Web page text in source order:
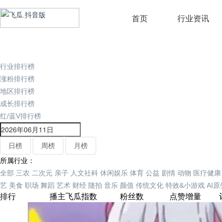
首页 行业资讯
行业排行榜
涨粉排行榜
地区排行榜
成长排行榜
红/蓝V排行榜
日榜 周榜
月榜
所属行业：
全部 三农 二次元 亲子 人文社科 休闲娱乐 体育 公益 剧情 动物 医疗健康
艺 美食 职场 舞蹈 艺术 财经 随拍 音乐 颜值 传统文化 特效&小游戏 AI原
排行 播主飞瓜指数 粉丝数 点赞增量